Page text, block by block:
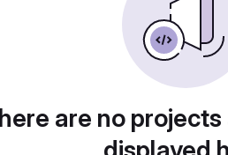
are no